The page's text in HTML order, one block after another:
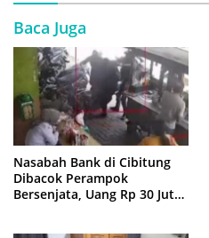
Baca Juga
Nasabah Bank di Cibitung
Dibacok Perampok
Bersenjata, Uang Rp 30 Juta